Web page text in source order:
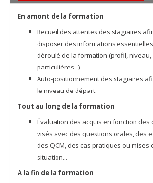
En amont de la formation
Recueil des attentes des stagiaires
disposer des informations
déroulé de la formation (profil, niveau,
particulières...)
Auto-positionnement des stagiaires
le niveau de départ
Tout au long de la formation
Évaluation des acquis en fonction des
visés avec des questions orales, des
des QCM, des cas pratiques ou mises
situation...
A la fin de la formation